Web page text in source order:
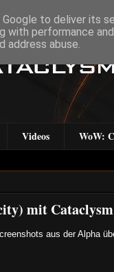
Videos WoW:
mit
aus der Alpha
to deliver its
with performance
abuse.